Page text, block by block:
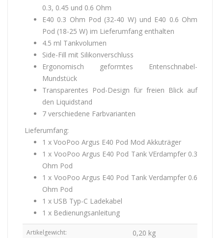
0.3, 0.45 und 0.6 Ohm
E40 0.3 Ohm Pod (32-40 W) und E40 0.6 Ohm
Pod (18-25 W) im Lieferumfang enthalten
4.5 ml Tankvolumen
Side-Fill mit Silikonverschluss
Ergonomisch geformtes Entenschnabel-
Mundstück
Transparentes Pod-Design für freien Blick auf
den Liquidstand
7 verschiedene Farbvarianten
Lieferumfang:
1 x VooPoo Argus E40 Pod Mod Akkuträger
1 x VooPoo Argus E40 Pod Tank VErdampfer 0.3
Ohm Pod
1 x VooPoo Argus E40 Pod Tank Verdampfer 0.6
Ohm Pod
1 x USB Typ-C Ladekabel
1 x Bedienungsanleitung
Artikelgewicht: 0,20 kg